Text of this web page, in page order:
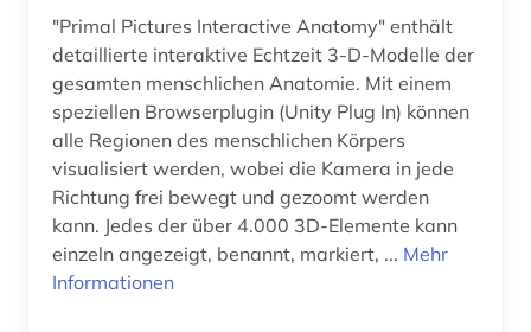
"Primal Pictures Interactive Anatomy" enthält
detaillierte interaktive Echtzeit 3-D-Modelle der
gesamten menschlichen Anatomie. Mit einem
speziellen Browserplugin (Unity Plug In) können
alle Regionen des menschlichen Körpers
visualisiert werden, wobei die Kamera in jede
Richtung frei bewegt und gezoomt werden
kann. Jedes der über 4.000 3D-Elemente kann
einzeln angezeigt, benannt, markiert, ... Mehr
Informationen